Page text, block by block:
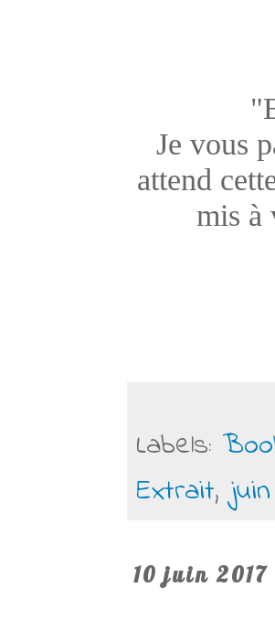
Je vous
attend
mis à
Labels:
Extrait,
10 juin 2017